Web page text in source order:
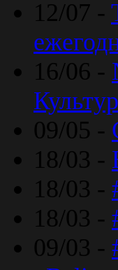
12/07 -
16/06 -
09/05 -
18/03 -
18/03 -
18/03 -
09/03 -